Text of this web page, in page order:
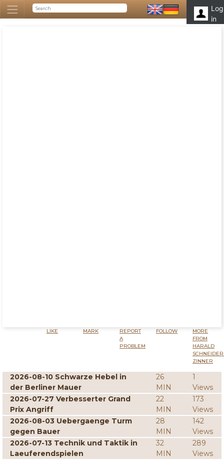
Log
in
LIKE MARK
REPORT
A
PROBLEM
FOLLOW
MORE
FROM
HARALD
ZINNER
2026-08-10 Schwarze Hebel in
der Berliner Mauer
26
MIN
1
Views
2026-07-27 Verbesserter Grand
Prix Angriff
22
MIN
173
Views
2026-08-03 Uebergaenge Turm
gegen Bauer
28
MIN
142
Views
2026-07-13 Technik und Taktik in
Laeuferendspielen
32
MIN
289
Views